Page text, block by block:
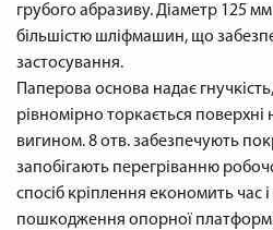
грубого абразиву. Діаметр 125
більшістю шліфмашин, що
застосування.
Паперова основа надає
рівномірно торкається поверхні
вигином. 8 отв. забезпечують
запобігають перегріванню
спосіб кріплення економить час
пошкодження опорної